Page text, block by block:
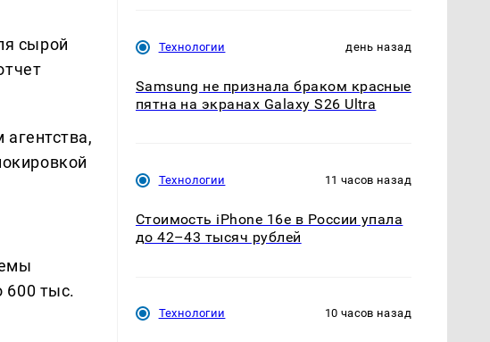
сырой
600 тыс.
Технологии день назад
Samsung не признала браком красные
пятна на экранах Galaxy S26 Ultra
Технологии 11 часов назад
Стоимость iPhone 16e в России упала
до 42–43 тысяч рублей
Технологии 10 часов назад